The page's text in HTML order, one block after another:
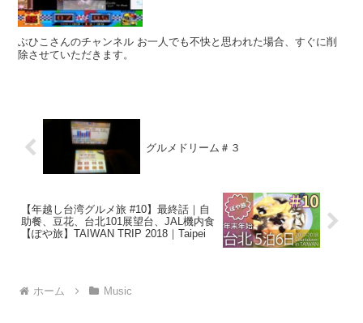
ぶひこさんのチャンネル お一人でも不快と思われた場合、すぐに削
除させていただきます。
グルメドリーム＃３
【年越し台湾グルメ旅 #10】最終話｜自
助餐、豆花、台北101展望台、JAL機内食
【ぽや旅】TAIWAN TRIP 2018｜Taipei
ホーム Music